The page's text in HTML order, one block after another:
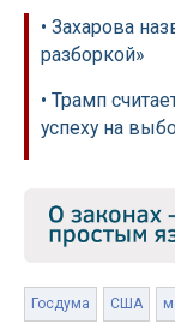
• Захарова
разборкой»
• Трамп
успеху на
Госдума США